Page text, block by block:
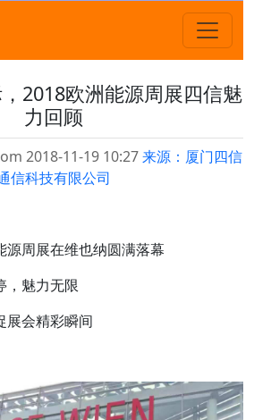
2018欧洲能源周展四信魅
力回顾
2018-11-19 10:27来源：厦门四信
信科技有限公司
周展在维也纳圆满落幕
魅力无限
会精彩瞬间